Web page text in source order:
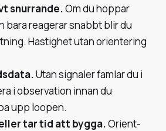
snurrande.Om du hoppar
bara reagerar snabbt blir du
Hastighet utan orientering
Utan signaler famlar du i
i observation innan du
upp loopen.
tar tid att bygga.Orient-